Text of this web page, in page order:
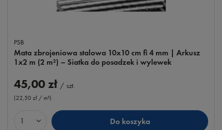
PSB
Mata zbrojeniowa stalowa 10x10 cm fi 4 mm | Arkusz
1x2 m (2 m²) – Siatka do posadzek i wylewek
45,00 zł / szt.
(22,50 zł / m²)
Ilość produktów Do koszyka